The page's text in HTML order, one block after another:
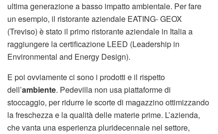
ultima generazione a basso impatto ambientale. Per fare
un esempio, il ristorante aziendale EATING- GEOX
(Treviso) è stato il primo ristorante aziendale in Italia a
raggiungere la certificazione LEED (Leadership in
Environmental and Energy Design).
E poi ovviamente ci sono i prodotti e il rispetto
dell’ambiente. Pedevilla non usa piattaforme di
stoccaggio, per ridurre le scorte di magazzino ottimizzando
la freschezza e la qualità delle materie prime. L’azienda,
che vanta una esperienza pluridecennale nel settore,